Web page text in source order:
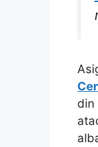
din